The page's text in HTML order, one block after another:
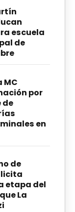
escuela
de
MC
por
de
en
de
licita
etapa del
La